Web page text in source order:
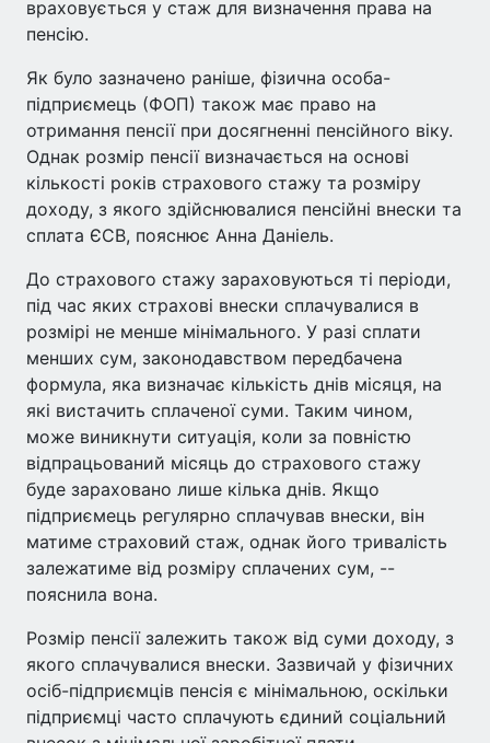
враховується у стаж для визначення права на
пенсію.
Як було зазначено раніше, фізична особа-
підприємець (ФОП) також має право на
отримання пенсії при досягненні пенсійного віку.
Однак розмір пенсії визначається на основі
кількості років страхового стажу та розміру
доходу, з якого здійснювалися пенсійні внески та
сплата ЄСВ, пояснює Анна Даніель.
До страхового стажу зараховуються ті періоди,
під час яких страхові внески сплачувалися в
розмірі не менше мінімального. У разі сплати
менших сум, законодавством передбачена
формула, яка визначає кількість днів місяця, на
які вистачить сплаченої суми. Таким чином,
може виникнути ситуація, коли за повністю
відпрацьований місяць до страхового стажу
буде зараховано лише кілька днів. Якщо
підприємець регулярно сплачував внески, він
матиме страховий стаж, однак його тривалість
залежатиме від розміру сплачених сум, --
пояснила вона.
Розмір пенсії залежить також від суми доходу, з
якого сплачувалися внески. Зазвичай у фізичних
осіб-підприємців пенсія є мінімальною, оскільки
підприємці часто сплачують єдиний соціальний